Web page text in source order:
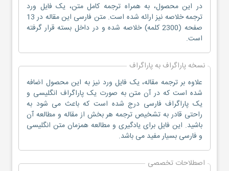
در این محصول، به همراه ترجمه کامل متن، یک فایل ورد
ترجمه خلاصه نیز ارائه شده است. متن فارسی این مقاله در 13
صفحه (2300 کلمه) خلاصه شده و در داخل بسته قرار گرفته
است.
نسخه پاراگراف به پاراگراف
علاوه بر ترجمه مقاله، یک فایل ورد نیز به این محصول اضافه
شده است که در آن متن به صورت یک پاراگراف انگلیسی و
یک پاراگراف فارسی درج شده است که باعث می شود به
راحتی قادر به تشخیص ترجمه هر بخش از مقاله و مطالعه آن
باشید. این فایل برای یادگیری و مطالعه همزمان متن انگلیسی
و فارسی بسیار مفید می باشد.
اصطلاحات تخصصی